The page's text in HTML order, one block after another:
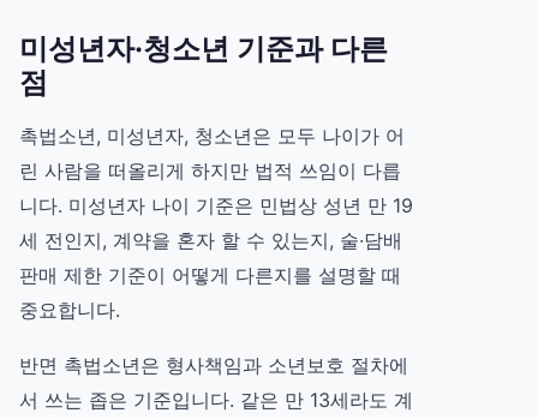
미성년자·청소년 기준과 다른
점
촉법소년, 미성년자, 청소년은 모두 나이가 어
린 사람을 떠올리게 하지만 법적 쓰임이 다릅
니다. 미성년자 나이 기준은 민법상 성년 만 19
세 전인지, 계약을 혼자 할 수 있는지, 술·담배
판매 제한 기준이 어떻게 다른지를 설명할 때
중요합니다.
반면 촉법소년은 형사책임과 소년보호 절차에
서 쓰는 좁은 기준입니다. 같은 만 13세라도 계